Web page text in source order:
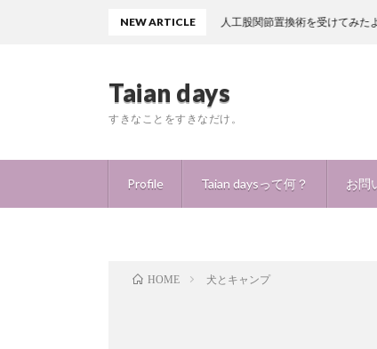
Taian days
すきなことをすきなだけ。
Profile Taian daysって何？ お問
NEW ARTICLE
人工股関節置換術を受けてみたよ！痛みはどの
HOME 犬とキャンプ